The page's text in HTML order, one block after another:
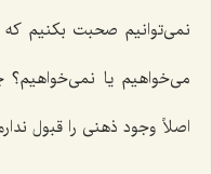
نمی‌توانیم صحبت بکنیم
می‌خواهیم یا
اصلاً وجود ذهنی را قبول